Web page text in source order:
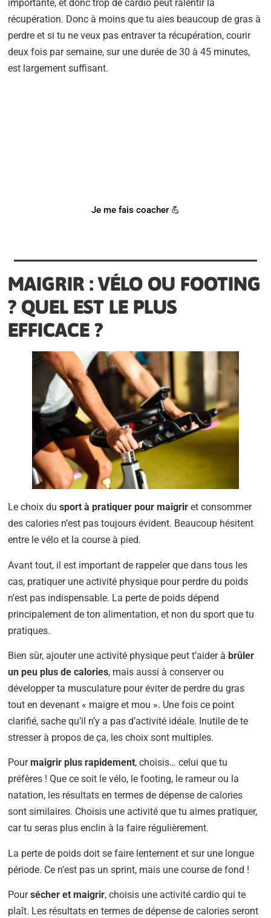
importante, et donc trop de cardio peut ralentir la
récupération. Donc à moins que tu aies beaucoup de gras à
perdre et si tu ne veux pas entraver ta récupération, courir
deux fois par semaine, sur une durée de 30 à 45 minutes,
est largement suffisant.
Je me fais coacher 💪
MAIGRIR : VÉLO OU FOOTING
? QUEL EST LE PLUS
EFFICACE ?
Le choix dusport à pratiquer pour maigrir et consommer
des calories n’est pas toujours évident. Beaucoup hésitent
entre le vélo et la course à pied.
Avant tout, il est important de rappeler que dans tous les
cas, pratiquer une activité physique pour perdre du poids
n’est pas indispensable. La perte de poids dépend
principalement de ton alimentation, et non du sport que tu
pratiques.
Bien sûr, ajouter une activité physique peut t’aider àbrûler
un peu plus de calories, mais aussi à conserver ou
développer ta musculature pour éviter de perdre du gras
tout en devenant « maigre et mou ». Une fois ce point
clarifié, sache qu’il n’y a pas d’activité idéale. Inutile de te
stresser à propos de ça, les choix sont multiples.
Pourmaigrir plus rapidement, choisis… celui que tu
préfères ! Que ce soit le vélo, le footing, le rameur ou la
natation, les résultats en termes de dépense de calories
sont similaires. Choisis une activité que tu aimes pratiquer,
car tu seras plus enclin à la faire régulièrement.
La perte de poids doit se faire lentement et sur une longue
période. Ce n’est pas un sprint, mais une course de fond !
Poursécher et maigrir, choisis une activité cardio qui te
plaît. Les résultats en termes de dépense de calories seront